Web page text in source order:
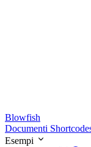
Blowfish
Documenti
Esempi